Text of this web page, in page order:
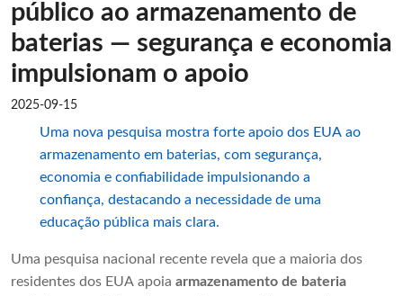
público ao armazenamento de
baterias — segurança e economia
impulsionam o apoio
2025-09-15
Uma nova pesquisa mostra forte apoio dos EUA ao
armazenamento em baterias, com segurança,
economia e confiabilidade impulsionando a
confiança, destacando a necessidade de uma
educação pública mais clara.
Uma pesquisa nacional recente revela que a maioria dos
residentes dos EUA apoia armazenamento de bateria